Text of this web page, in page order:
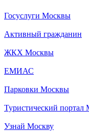
Госуслуги Москвы
Активный гражданин
ЖКХ Москвы
ЕМИАС
Парковки Москвы
Туристический портал
Узнай Москву